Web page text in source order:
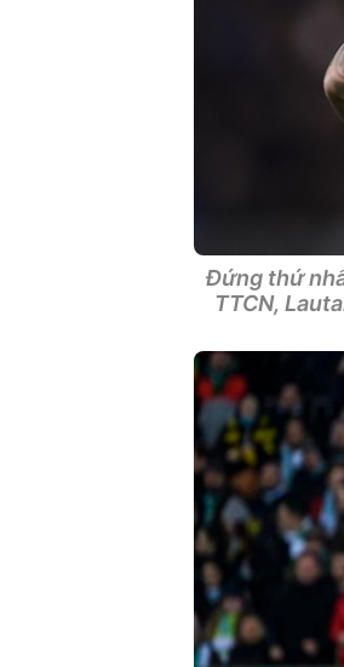
Đứng thứ
TTCN,